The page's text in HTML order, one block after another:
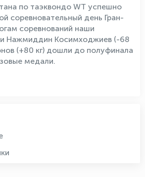
по таэквондо WT успешно
соревновательный день Гран-
соревнований наши
Нажмиддин Косимходжиев (-68
(+80 кг) дошли до полуфинала
медали.